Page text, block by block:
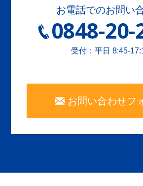
お電話でのお問い
0848-20-
受付：平日 8:45-
お問い合わせフ